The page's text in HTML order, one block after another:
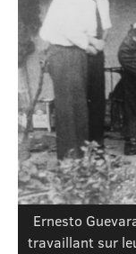
Ernesto
travaillant sur